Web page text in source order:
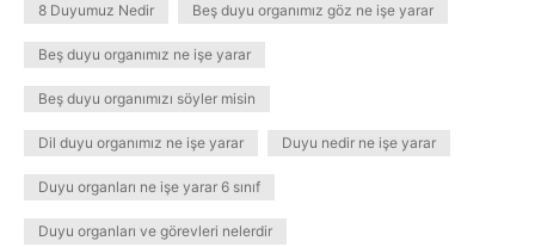
8 Duyumuz Nedir Beş duyu organımız göz ne işe yarar
Beş duyu organımız ne işe yarar
Beş duyu organımızı söyler misin
Dil duyu organımız ne işe yarar Duyu nedir ne işe yarar
Duyu organları ne işe yarar 6 sınıf
Duyu organları ve görevleri nelerdir